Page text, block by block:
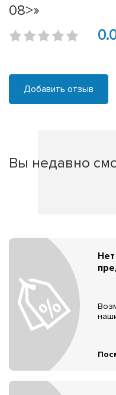
08>»
Добавить отзыв
Вы недавно